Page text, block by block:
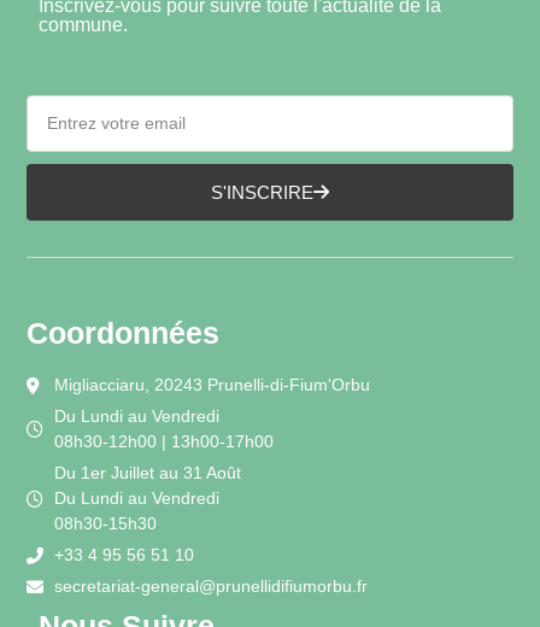
Inscrivez-vous pour suivre toute l'actualité de la
commune.
S'INSCRIRE
Coordonnées
Migliacciaru, 20243 Prunelli-di-Fium'Orbu
Du Lundi au Vendredi
08h30-12h00 | 13h00-17h00
Du 1er Juillet au 31 Août
Du Lundi au Vendredi
08h30-15h30
+33 4 95 56 51 10
secretariat-general@prunellidifiumorbu.fr